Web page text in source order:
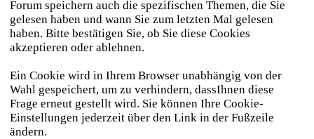
Forum speichern auch die spezifischen Themen, die Sie
gelesen haben und wann Sie zum letzten Mal gelesen
haben. Bitte bestätigen Sie, ob Sie diese Cookies
akzeptieren oder ablehnen.
Ein Cookie wird in Ihrem Browser unabhängig von der
Wahl gespeichert, um zu verhindern, dassIhnen diese
Frage erneut gestellt wird. Sie können Ihre Cookie-
Einstellungen jederzeit über den Link in der Fußzeile
ändern.